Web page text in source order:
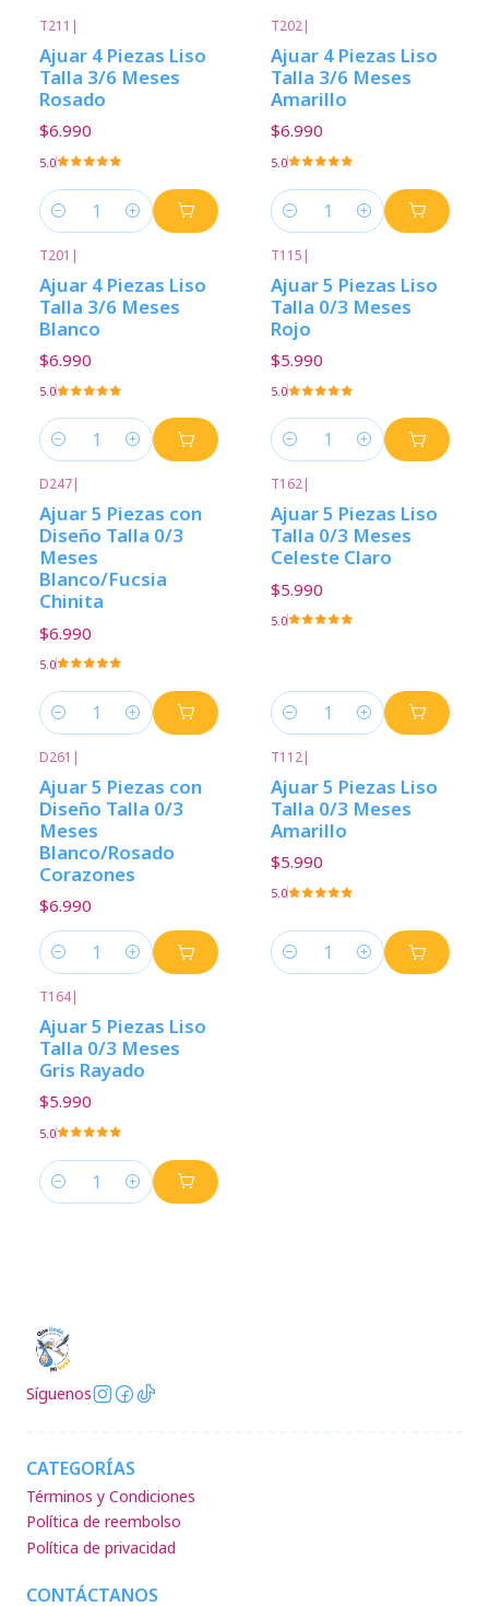
T211 |
Ajuar 4 Piezas Liso
Talla 3/6 Meses
Rosado
$6.990
5.0
Cantidad
T202|
Ajuar 4 Piezas Liso
Talla 3/6 Meses
Amarillo
$6.990
5.0
Cantidad
T201 |
Ajuar 4 Piezas Liso
Talla 3/6 Meses
Blanco
$6.990
5.0
Cantidad
T115 |
Ajuar 5 Piezas Liso
Talla 0/3 Meses
Rojo
$5.990
5.0
Cantidad
D247|
Ajuar 5 Piezas con
Diseño Talla 0/3
Meses
Blanco/Fucsia
Chinita
$6.990
5.0
Cantidad
T162|
Ajuar 5 Piezas Liso
Talla 0/3 Meses
Celeste Claro
$5.990
5.0
Cantidad
D261 |
Ajuar 5 Piezas con
Diseño Talla 0/3
Meses
Blanco/Rosado
Corazones
$6.990
Cantidad
T112|
Ajuar 5 Piezas Liso
Talla 0/3 Meses
Amarillo
$5.990
5.0
Cantidad
T164|
Ajuar 5 Piezas Liso
Talla 0/3 Meses
Gris Rayado
$5.990
5.0
Cantidad
Síguenos
CATEGORÍAS
Términos y Condiciones
Política de reembolso
Política de privacidad
CONTÁCTANOS